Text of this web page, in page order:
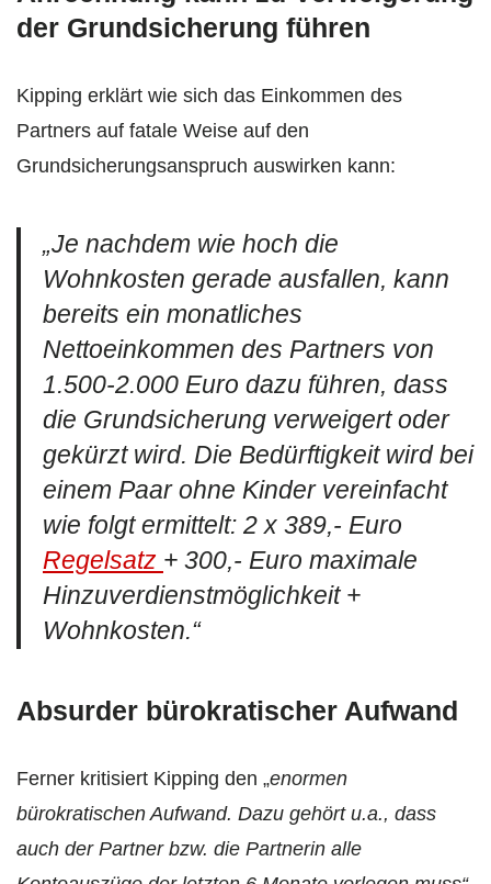
der Grundsicherung führen
Kipping erklärt wie sich das Einkommen des
Partners auf fatale Weise auf den
Grundsicherungsanspruch auswirken kann:
„Je nachdem wie hoch die
Wohnkosten gerade ausfallen, kann
bereits ein monatliches
Nettoeinkommen des Partners von
1.500-2.000 Euro dazu führen, dass
die Grundsicherung verweigert oder
gekürzt wird. Die Bedürftigkeit wird bei
einem Paar ohne Kinder vereinfacht
wie folgt ermittelt: 2 x 389,- Euro
Regelsatz + 300,- Euro maximale
Hinzuverdienstmöglichkeit +
Wohnkosten.“
Absurder bürokratischer Aufwand
Ferner kritisiert Kipping den „enormen
bürokratischen Aufwand. Dazu gehört u.a., dass
auch der Partner bzw. die Partnerin alle